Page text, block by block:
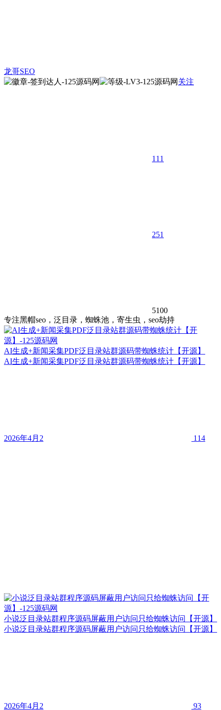
龙哥SEO
关注
111
251
5100
专注黑帽seo，泛目录，蜘蛛池，寄生虫，seo劫持
AI生成+新闻采集PDF泛目录站群源码带蜘蛛统计【开源】
AI生成+新闻采集PDF泛目录站群源码带蜘蛛统计【开源】
2026年4月2 114
小说泛目录站群程序源码屏蔽用户访问只给蜘蛛访问【开源】
小说泛目录站群程序源码屏蔽用户访问只给蜘蛛访问【开源】
2026年4月2 93